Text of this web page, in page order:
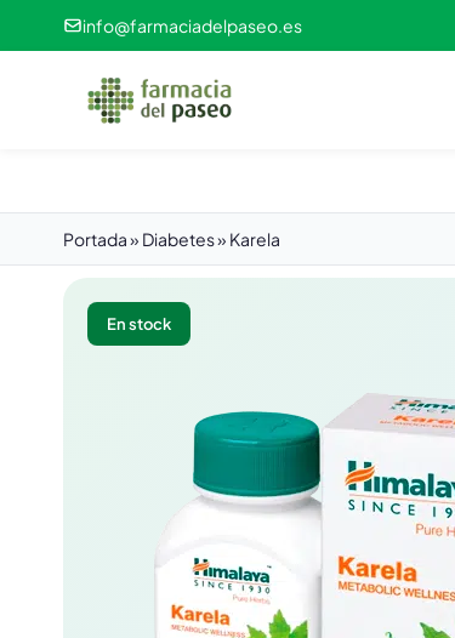
info@farmaciadelpaseo.es
Portada» Diabetes» Karela
En stock